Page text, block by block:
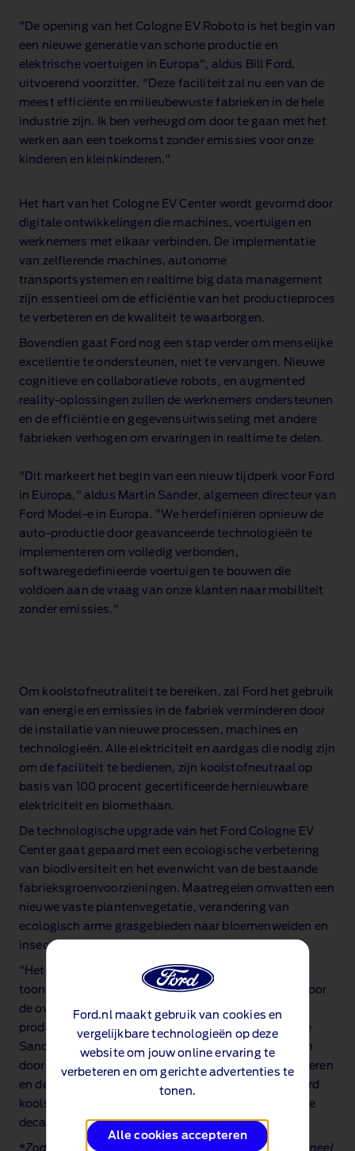
Ford.nl maakt gebruik van cookies en
vergelijkbare technologieën op deze
website om jouw online ervaring te
verbeteren en om gerichte advertenties te
tonen.
Alle cookies accepteren
"De opening van het Cologne EV Roboto is het begin van
een nieuwe generatie van schone productie en
elektrische voertuigen in Europa", aldus Bill Ford,
uitvoerend voorzitter. "Deze faciliteit zal nu een van de
meest efficiënte en milieubewuste fabrieken in de hele
industrie zijn. Ik ben verheugd om door te gaan met het
werken aan een toekomst zonder emissies voor onze
kinderen en kleinkinderen."
Het hart van het Cologne EV Center wordt gevormd door
digitale ontwikkelingen die machines, voertuigen en
werknemers met elkaar verbinden. De implementatie
van zelflerende machines, autonome
transportsystemen en realtime big data management
zijn essentieel om de efficiëntie van het productieproces
te verbeteren en de kwaliteit te waarborgen.
Bovendien gaat Ford nog een stap verder om menselijke
excellentie te ondersteunen, niet te vervangen. Nieuwe
cognitieve en collaboratieve robots, en augmented
reality‑oplossingen zullen de werknemers ondersteunen
en de efficiëntie en gegevensuitwisseling met andere
fabrieken verhogen om ervaringen in realtime te delen.
"Dit markeert het begin van een nieuw tijdperk voor Ford
in Europa," aldus Martin Sander, algemeen directeur van
Ford Model‑e in Europa. "We herdefiniëren opnieuw de
auto‑productie door geavanceerde technologieën te
implementeren om volledig verbonden,
softwaregedefinieerde voertuigen te bouwen die
voldoen aan de vraag van onze klanten naar mobiliteit
zonder emissies."
Om koolstofneutraliteit te bereiken, zal Ford het gebruik
van energie en emissies in de fabriek verminderen door
de installatie van nieuwe processen, machines en
technologieën. Alle elektriciteit en aardgas die nodig zijn
om de faciliteit te bedienen, zijn koolstofneutraal op
basis van 100 procent gecertificeerde hernieuwbare
elektriciteit en biomethaan.
De technologische upgrade van het Ford Cologne EV
Center gaat gepaard met een ecologische verbetering
van biodiversiteit en het evenwicht van de bestaande
fabrieksgroenvoorzieningen. Maatregelen omvatten een
nieuwe vaste plantenvegetatie, verandering van
ecologisch arme grasgebieden naar bloemenweiden en
insectenhotels, evenals vleermuis‑ en vogelhabitat.
"Het koolstofneutrale Cologne EV Center is een
toonaangevende showcase van de auto‑industrie voor
de overstap van traditionele auto‑productie naar de
productie van elektrische voertuigen," concludeerde
Sander. "De faciliteiten en processen zijn ontworpen
door onze ingenieurs om de efficiëntie te maximaliseren
en de milieueffecten te minimaliseren, waardoor Ford
koolstofneutraal wordt in Europa en ons wereldwijde
decarbonisatieplan ondersteunt."
*Zodra het Ford Cologne EV Center volledig operationeel